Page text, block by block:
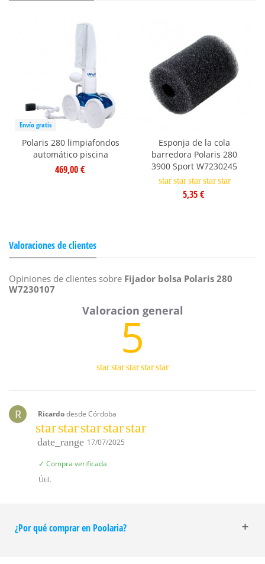
Envío gratis
Polaris 280 limpiafondos
automático piscina
469,00 €
Esponja de la cola
barredora Polaris 280
3900 Sport W7230245
star star star star star
5,35 €
Valoraciones de clientes
Opiniones de clientes sobre Fijador bolsa Polaris 280
W7230107
5
starstarstarstarstar
R Ricardodesde Córdoba
starstarstarstarstar
date_range 17/07/2025
✓ Compra verificada
Útil.
¿Por qué comprar en Poolaria?